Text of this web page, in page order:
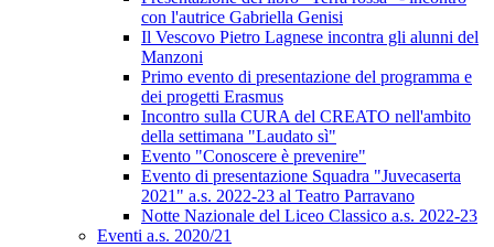
con l'autrice Gabriella Genisi
Il Vescovo Pietro Lagnese incontra gli alunni del
Manzoni
Primo evento di presentazione del programma e
dei progetti Erasmus
Incontro sulla CURA del CREATO nell'ambito
della settimana "Laudato sì"
Evento "Conoscere è prevenire"
Evento di presentazione Squadra "Juvecaserta
2021" a.s. 2022-23 al Teatro Parravano
Notte Nazionale del Liceo Classico a.s. 2022-23
Eventi a.s. 2020/21